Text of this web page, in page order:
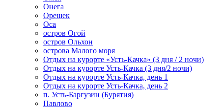
Онега
Орешек
Оса
остров Огой
остров Ольхон
острова Малого моря
Отдых на курорте «Усть-Качка» (3 дня / 2 ночи)
Отдых на курорте Усть-Качка (3 дня/2 ночи)
Отдых на курорте Усть-Качка, день 1
Отдых на курорте Усть-Качка, день 2
п. Усть-Баргузин (Бурятия)
Павлово